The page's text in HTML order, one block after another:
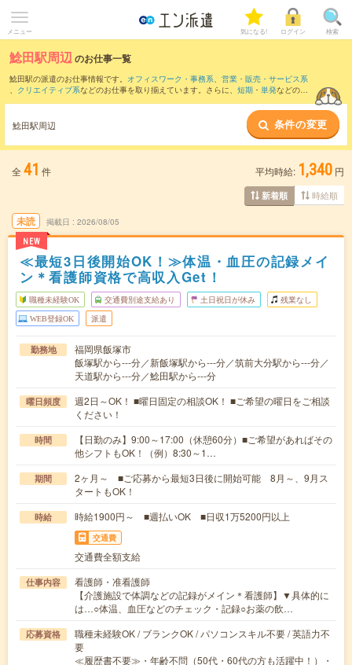
メニュー 気になる! ログイン 検索
鯰田駅周辺のお仕事一覧
鯰田駅の派遣のお仕事情報です。 オフィスワーク・事務系、 営業・販売・サービス系
、 クリエイティブ系などのお仕事を取り揃えています。さらに、 短期 ・ 単発などの期
また、飯塚駅
など近隣駅のお仕事もご確認
いただけます。
鯰田駅周辺 条件の変更
全 41 件 平均時給: 1,340 円
新着順 時給順
未読
NEW
掲載日 2026/08/05
≪最短3日後開始OK！≫体温・血圧の記録メイ
ン＊看護師資格で高収入Get！
職種未経験OK 交通費別途支給あり 土日祝日が休み 残業なし
WEB登録OK 派遣
勤務地
福岡県飯塚市
飯塚駅から---分／新飯塚駅から---分／筑前大分駅から---分／
天道駅から---分／鯰田駅から---分
曜日頻度
週2日～OK！ ■曜日固定の相談OK！ ■ご希望の曜日をご相談
ください！
時間
【日勤のみ】9:00～17:00（休憩60分）■ご希望があればその
他シフトもOK！（例）8:30～1…
期間
2ヶ月～ ■ご応募から最短3日後に開始可能 8月～、9月ス
タートもOK！
時給 時給1900円～ ■週払いOK ■日収1万5200円以上
交通費
交通費全額支給
仕事内容
看護師・准看護師
【介護施設で体調などの記録がメイン＊看護師】▼具体的に
は…○体温、血圧などのチェック・記録○お薬の飲…
応募資格
職種未経験OK / ブランクOK / パソコンスキル不要 / 英語力不
要
≪履歴書不要≫・年齢不問（50代・60代の方も活躍中！）・